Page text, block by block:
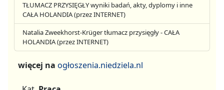
TŁUMACZ PRZYSIĘGŁY wyniki badań, akty, dyplomy i inne
CAŁA HOLANDIA (przez INTERNET)
Natalia Zweekhorst-Krüger tłumacz przysięgły - CAŁA
HOLANDIA (przez INTERNET)
więcej na ogłoszenia.niedziela.nl